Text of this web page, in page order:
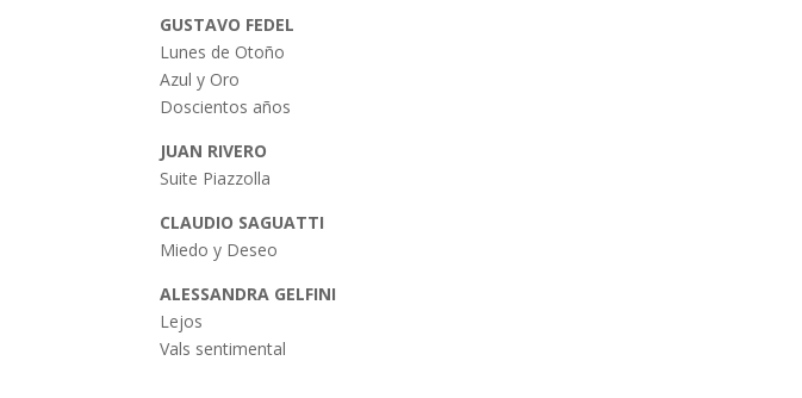
GUSTAVO FEDEL
Lunes de Otoño
Azul y Oro
Doscientos años
JUAN RIVERO
Suite Piazzolla
CLAUDIO SAGUATTI
Miedo y Deseo
ALESSANDRA GELFINI
Lejos
Vals sentimental